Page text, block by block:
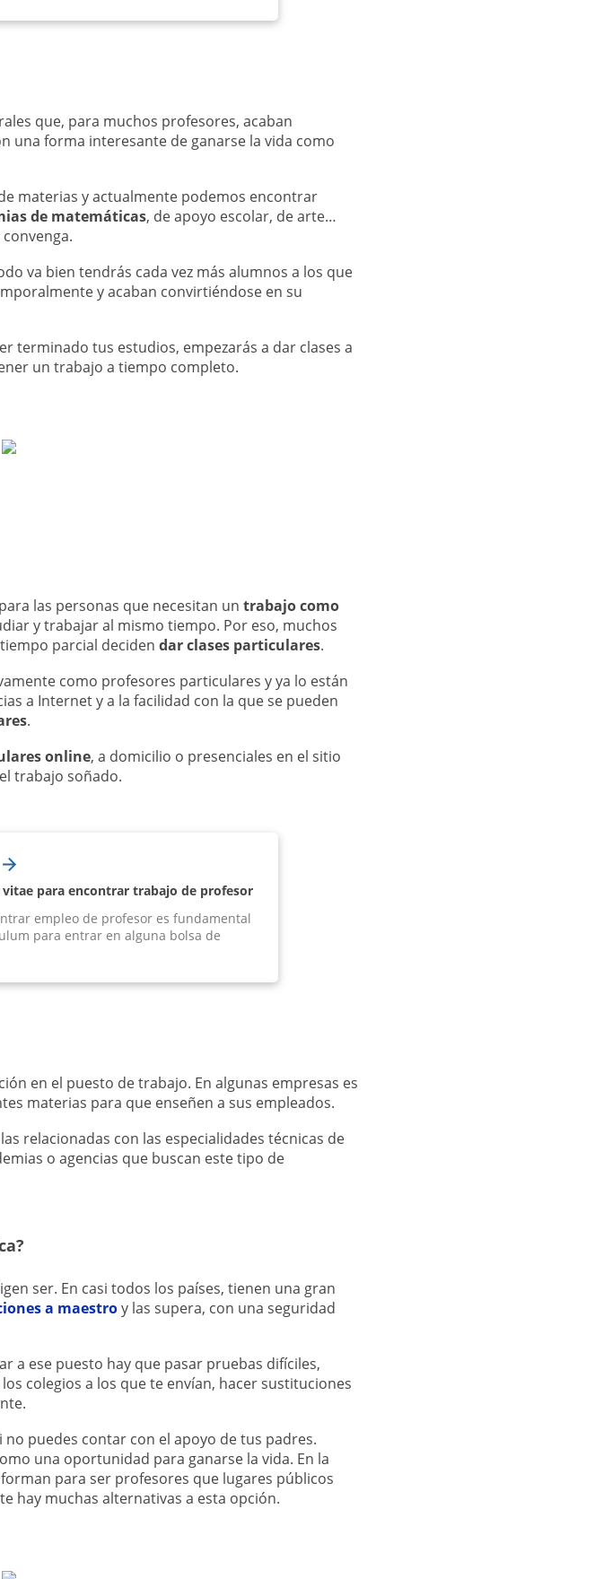
que, para muchos profesores, acaban
una forma interesante de ganarse la vida como
materias y actualmente podemos encontrar
de matemáticas, de apoyo escolar, de arte…
va bien tendrás cada vez más alumnos a los que
y acaban convirtiéndose en su
terminado tus estudios, empezarás a dar clases a
un trabajo a tiempo completo.
las personas que necesitan un trabajo como
y trabajar al mismo tiempo. Por eso, muchos
parcial deciden dar clases particulares.
como profesores particulares y ya lo están
a Internet y a la facilidad con la que se pueden
.
online, a domicilio o presenciales en el sitio
trabajo soñado.
para encontrar trabajo de profesor
empleo de profesor es fundamental
para entrar en alguna bolsa de
en el puesto de trabajo. En algunas empresas es
materias para que enseñen a sus empleados.
relacionadas con las especialidades técnicas de
o agencias que buscan este tipo de
ser. En casi todos los países, tienen una gran
a maestroy las supera, con una seguridad
a ese puesto hay que pasar pruebas difíciles,
colegios a los que te envían, hacer sustituciones
puedes contar con el apoyo de tus padres.
una oportunidad para ganarse la vida. En la
para ser profesores que lugares públicos
hay muchas alternativas a esta opción.